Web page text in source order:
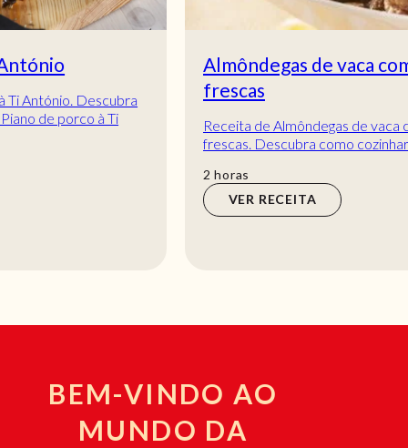
Almôndegas de vaca com salsichas
Receita de Almôndegas de vaca com salsichas
frescas. Descubra como cozinhar a receita de
BEM-VINDO AO
MUNDO DA